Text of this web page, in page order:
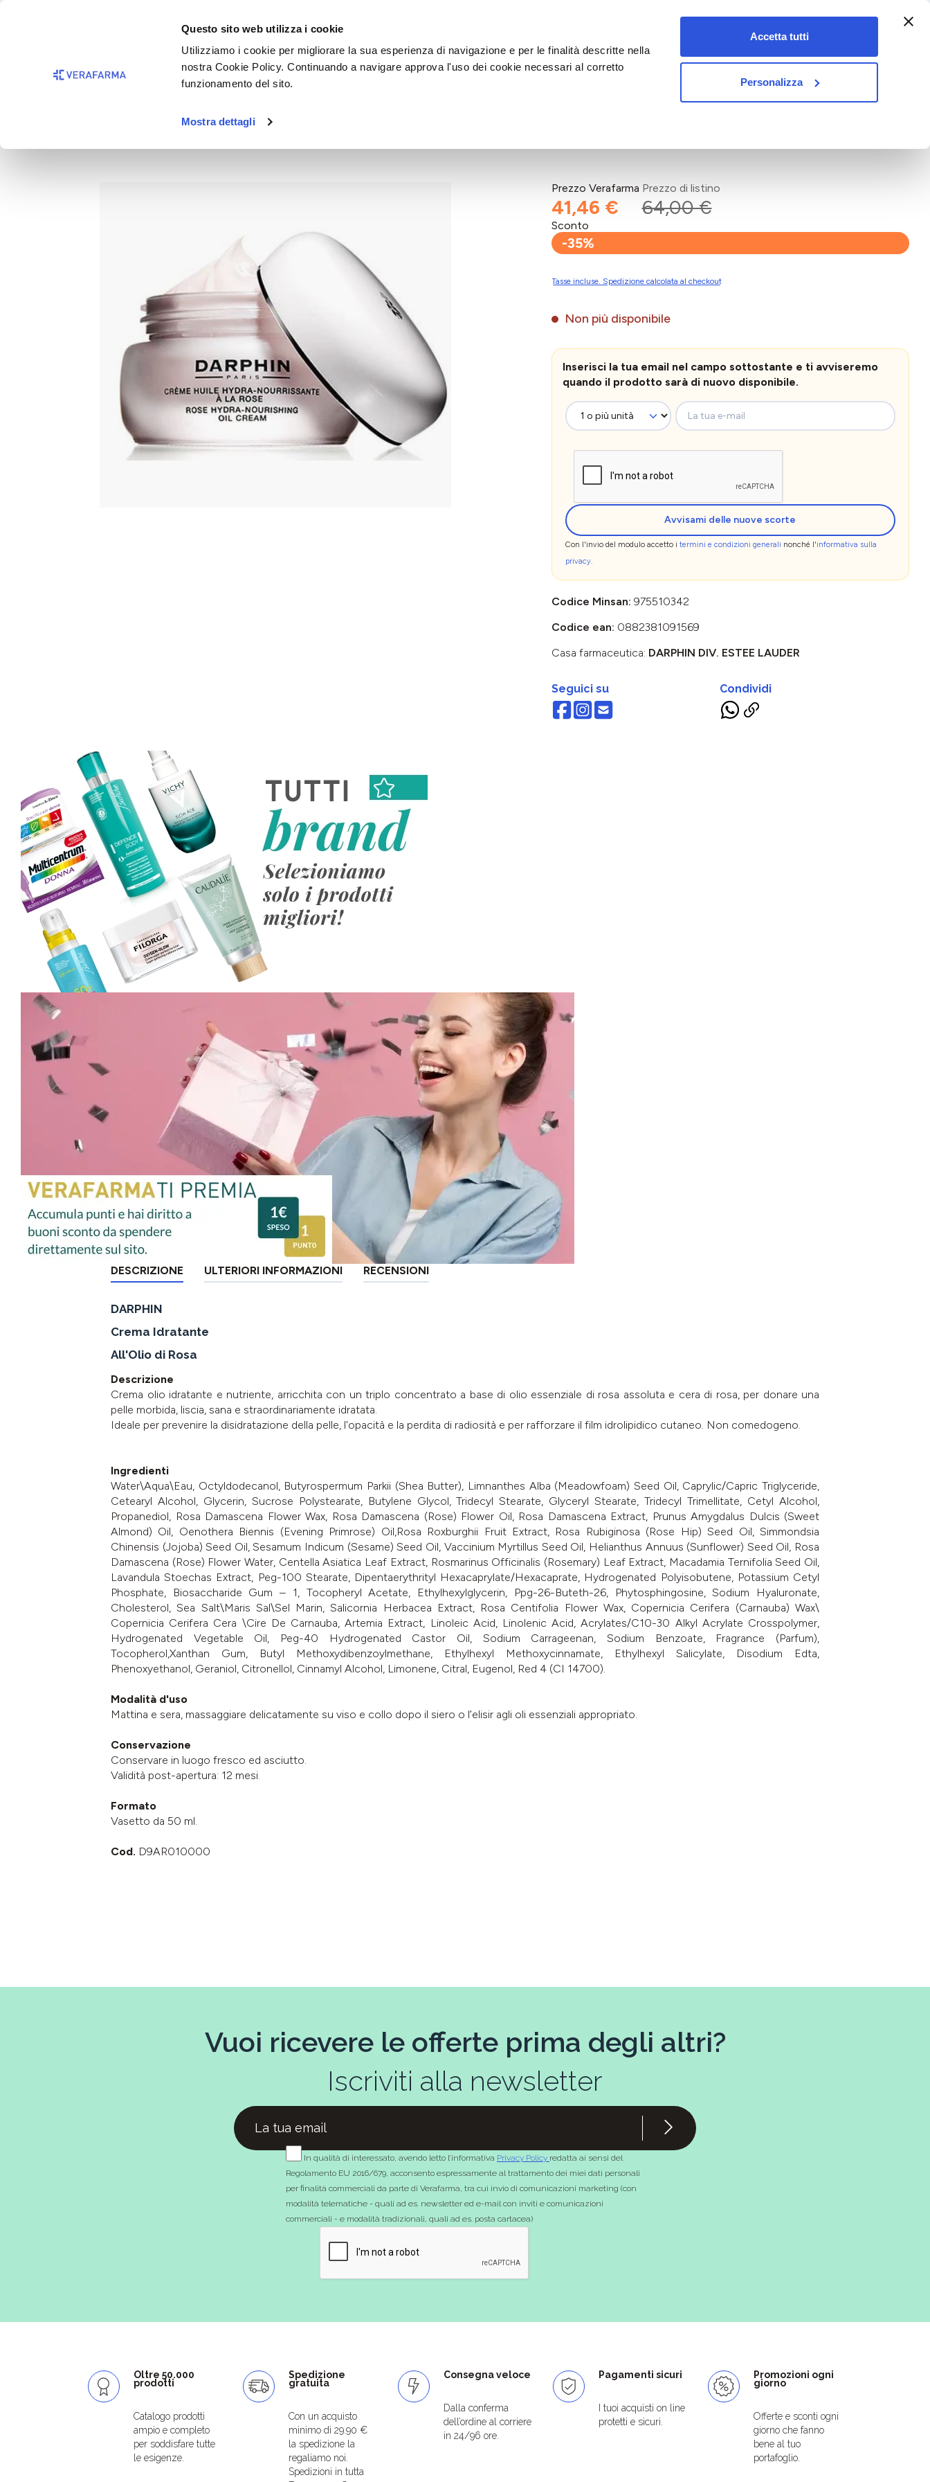
Questo sito web utilizza i cookie
Utilizziamo i cookie per migliorare la sua esperienza di navigazione e per le finalità descritte nella
nostra Cookie Policy. Continuando a navigare approva l'uso dei cookie necessari al corretto
funzionamento del sito.
Mostra dettagli
Accetta tutti
Personalizza
Passa alla navigazione principale
vet&pet
ROSE HYDRA NOURISHING OIL CR
Prezzo Verafarma
41,46 €
Prezzo di listino
64,00 €
Sconto
-35%
Tasse incluse. Spedizione calcolata al checkout
Non più disponibile
Inserisci la tua email nel campo sottostante e ti avviseremo
quando il prodotto sarà di nuovo disponibile.
La tua e-mail
Avvisami delle nuove scorte
Con l'invio del modulo accetto i termini e condizioni generali nonché l'informativa sulla
privacy.
Codice Minsan: 975510342
Codice ean: 0882381091569
Casa farmaceutica: DARPHIN DIV. ESTEE LAUDER
Seguici su Condividi
DESCRIZIONE ULTERIORI INFORMAZIONI RECENSIONI
DARPHIN
Crema Idratante
All'Olio di Rosa
Descrizione
Crema olio idratante e nutriente, arricchita con un triplo concentrato a base di olio essenziale di rosa assoluta e cera di rosa, per donare una
pelle morbida, liscia, sana e straordinariamente idratata.
Ideale per prevenire la disidratazione della pelle, l'opacità e la perdita di radiosità e per rafforzare il film idrolipidico cutaneo. Non comedogeno.
Ingredienti
Water\Aqua\Eau, Octyldodecanol, Butyrospermum Parkii (Shea Butter), Limnanthes Alba (Meadowfoam) Seed Oil, Caprylic/Capric Triglyceride,
Cetearyl Alcohol, Glycerin, Sucrose Polystearate, Butylene Glycol, Tridecyl Stearate, Glyceryl Stearate, Tridecyl Trimellitate, Cetyl Alcohol,
Propanediol, Rosa Damascena Flower Wax, Rosa Damascena (Rose) Flower Oil, Rosa Damascena Extract, Prunus Amygdalus Dulcis (Sweet
Almond) Oil, Oenothera Biennis (Evening Primrose) Oil,Rosa Roxburghii Fruit Extract, Rosa Rubiginosa (Rose Hip) Seed Oil, Simmondsia
Chinensis (Jojoba) Seed Oil, Sesamum Indicum (Sesame) Seed Oil, Vaccinium Myrtillus Seed Oil, Helianthus Annuus (Sunflower) Seed Oil, Rosa
Damascena (Rose) Flower Water, Centella Asiatica Leaf Extract, Rosmarinus Officinalis (Rosemary) Leaf Extract, Macadamia Ternifolia Seed Oil,
Lavandula Stoechas Extract, Peg-100 Stearate, Dipentaerythrityl Hexacaprylate/Hexacaprate, Hydrogenated Polyisobutene, Potassium Cetyl
Phosphate, Biosaccharide Gum – 1, Tocopheryl Acetate, Ethylhexylglycerin, Ppg-26-Buteth-26, Phytosphingosine, Sodium Hyaluronate,
Cholesterol, Sea Salt\Maris Sal\Sel Marin, Salicornia Herbacea Extract, Rosa Centifolia Flower Wax, Copernicia Cerifera (Carnauba) Wax\
Copernicia Cerifera Cera \Cire De Carnauba, Artemia Extract, Linoleic Acid, Linolenic Acid, Acrylates/C10-30 Alkyl Acrylate Crosspolymer,
Hydrogenated Vegetable Oil, Peg-40 Hydrogenated Castor Oil, Sodium Carrageenan, Sodium Benzoate, Fragrance (Parfum),
Tocopherol,Xanthan Gum, Butyl Methoxydibenzoylmethane, Ethylhexyl Methoxycinnamate, Ethylhexyl Salicylate, Disodium Edta,
Phenoxyethanol, Geraniol, Citronellol, Cinnamyl Alcohol, Limonene, Citral, Eugenol, Red 4 (CI 14700).
Modalità d'uso
Mattina e sera, massaggiare delicatamente su viso e collo dopo il siero o l’elisir agli oli essenziali appropriato.
Conservazione
Conservare in luogo fresco ed asciutto.
Validità post-apertura: 12 mesi.
Formato
Vasetto da 50 ml.
Cod. D9AR010000
Vuoi ricevere le offerte prima degli altri?
Iscriviti alla newsletter
In qualità di interessato, avendo letto l’informativa Privacy Policy redatta ai sensi del
Regolamento EU 2016/679, acconsento espressamente al trattamento dei miei dati personali
per finalità commerciali da parte di Verafarma, tra cui invio di comunicazioni marketing (con
modalità telematiche - quali ad es. newsletter ed e-mail con inviti e comunicazioni
commerciali - e modalità tradizionali, quali ad es. posta cartacea)
Oltre 50.000
prodotti
Catalogo prodotti
ampio e completo
per soddisfare tutte
le esigenze.
Spedizione
gratuita
Con un acquisto
minimo di 29.90 €
la spedizione la
regaliamo noi.
Spedizioni in tutta
Consegna veloce
Dalla conferma
dell’ordine al corriere
in 24/96 ore.
Pagamenti sicuri
I tuoi acquisti on line
protetti e sicuri.
Promozioni ogni
giorno
Offerte e sconti ogni
giorno che fanno
bene al tuo
portafoglio.